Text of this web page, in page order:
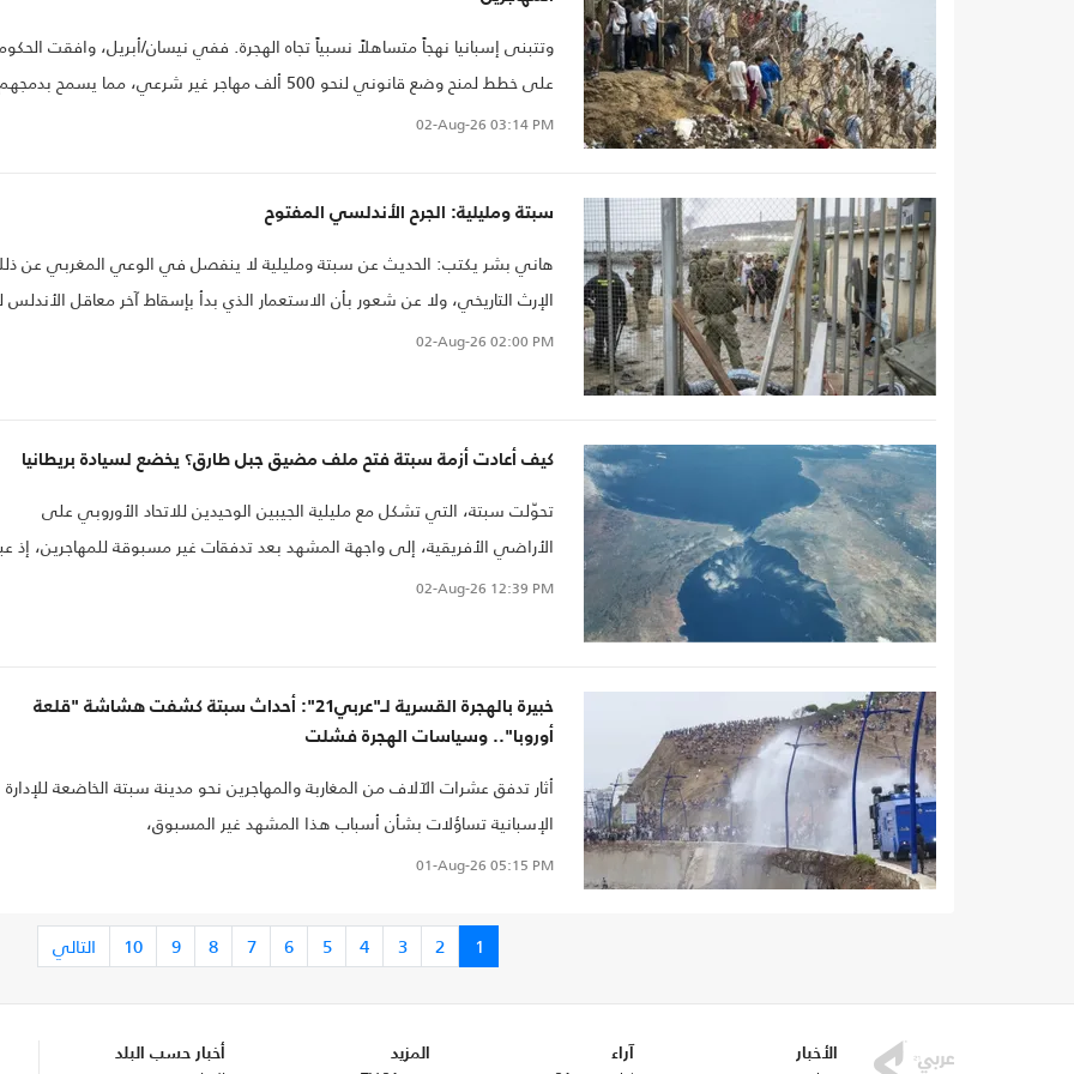
وتتبنى إسبانيا نهجاً متساهلاً نسبياً تجاه الهجرة. ففي نيسان/أبريل، وافقت
على خطط لمنح وضع قانوني لنحو 500 ألف مهاجر غير شرعي، مما يسمح
رسمياً في سوق العمل.
02-Aug-26 03:14 PM
سبتة ومليلية: الجرح الأندلسي المفتوح
هاني بشر يكتب: الحديث عن سبتة ومليلية لا ينفصل في الوعي المغربي عن
الإرث التاريخي، ولا عن شعور بأن الاستعمار الذي بدأ بإسقاط آخر معاقل الأندلس
يغادر المنطقة بالكامل. ولهذا يبقى النزاع على المدينتين أكبر من خلاف حدودي بين
02-Aug-26 02:00 PM
كيف أعادت أزمة سبتة فتح ملف مضيق جبل طارق؟ يخضع لسيادة بريطانيا
تحوّلت سبتة، التي تشكل مع مليلية الجيبين الوحيدين للاتحاد الأوروبي على
الأراضي الأفريقية، إلى واجهة المشهد بعد تدفقات غير مسبوقة للمهاجرين، إذ
نحو 40 إلى 60 ألف شخص إلى المدينة خلال أيام قليلة نهاية تموز/يوليو الماضي،02-Aug-26 12:39 PM
خبيرة بالهجرة القسرية لـ"عربي21": أحداث سبتة كشفت هشاشة "قلعة
أوروبا".. وسياسات الهجرة فشلت
أثار تدفق عشرات الآلاف من المغاربة والمهاجرين نحو مدينة سبتة الخاضعة للإدارة
الإسبانية تساؤلات بشأن أسباب هذا المشهد غير المسبوق،
01-Aug-26 05:15 PM
1
2
3
4
5
6
7
8
9
10 التالي
الأخبار آراء المزيد أخبار حسب البلد